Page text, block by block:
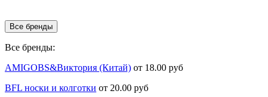
Все бренды
Все бренды:
AMIGOBS&Виктория (Китай) от 18.00 руб
BFL носки и колготки от 20.00 руб